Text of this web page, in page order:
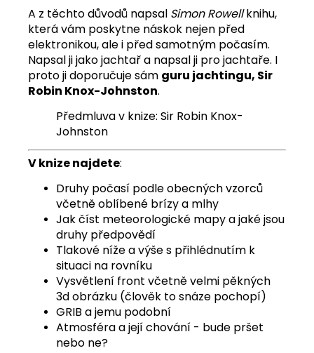
A z těchto důvodů napsal Simon Rowellknihu,
která vám poskytne náskok nejen před
elektronikou, ale i před samotným počasím.
Napsal ji jako jachtař a napsal ji pro jachtaře. I
proto ji doporučuje sám guru jachtingu, Sir
Robin Knox-Johnston.
Předmluva v knize: Sir Robin Knox-
Johnston
V knize najdete:
Druhy počasí podle obecných vzorců
včetně oblíbené brízy a mlhy
Jak číst meteorologické mapy a jaké jsou
druhy předpovědí
Tlakové níže a výše s přihlédnutím k
situaci na rovníku
Vysvětlení front včetně velmi pěkných
3d obrázku (člověk to snáze pochopí)
GRIB a jemu podobní
Atmosféra a její chování - bude pršet
nebo ne?